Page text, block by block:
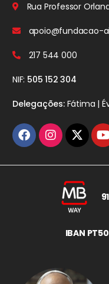
Rua Professor
apoio@fundacao-
217 544 000
NIF: 505 152 304
Delegações:Fátima |
IBAN